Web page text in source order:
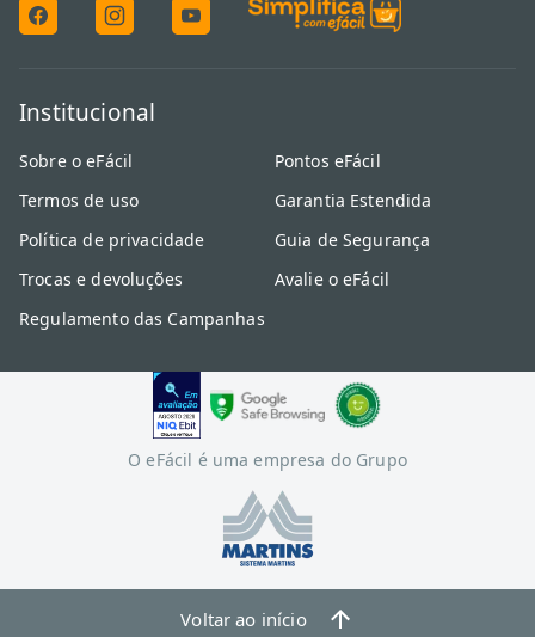
Institucional
Sobre o eFácil
Termos de uso
Política de privacidade
Trocas e devoluções
Regulamento das Campanhas
Pontos eFácil
Garantia Estendida
Guia de Segurança
Avalie o eFácil
O eFácil é uma empresa do Grupo
Voltar ao início